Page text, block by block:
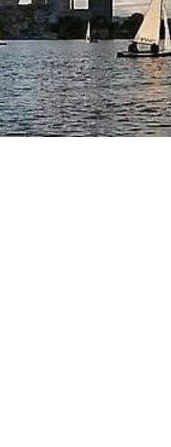
zur FB2 -
Club-Segelyacht
DAISY DUCK
Organigramm
Segel-Bundesliga
CROATIA 300
Veranstaltungen
Blog-Archiv